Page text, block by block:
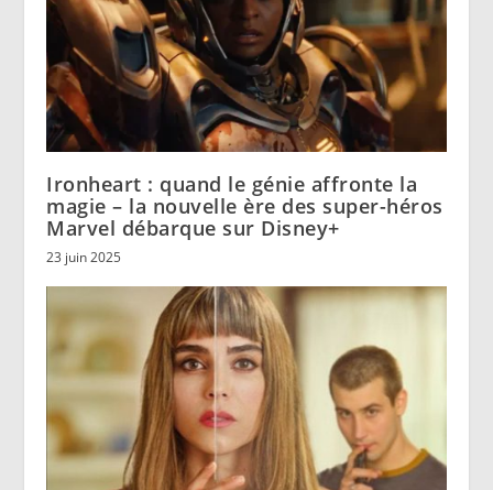
Ironheart : quand le génie affronte la
magie – la nouvelle ère des super-héros
Marvel débarque sur Disney+
23 juin 2025